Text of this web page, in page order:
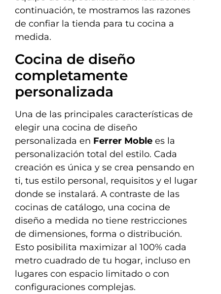
continuación, te mostramos las razones
de confiar la tienda para tu cocina a
medida.
Cocina de diseño
completamente
personalizada
Una de las principales características de
elegir una cocina de diseño
personalizada en Ferrer Moble es la
personalización total del estilo. Cada
creación es única y se crea pensando en
ti, tus estilo personal, requisitos y el lugar
donde se instalará. A contraste de las
cocinas de catálogo, una cocina de
diseño a medida no tiene restricciones
de dimensiones, forma o distribución.
Esto posibilita maximizar al 100% cada
metro cuadrado de tu hogar, incluso en
lugares con espacio limitado o con
configuraciones complejas.